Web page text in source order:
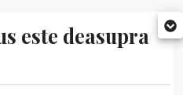
este deasupra